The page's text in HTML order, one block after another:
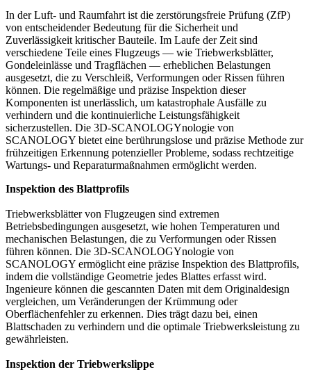
In der Luft- und Raumfahrt ist die zerstörungsfreie Prüfung (ZfP)
von entscheidender Bedeutung für die Sicherheit und
Zuverlässigkeit kritischer Bauteile. Im Laufe der Zeit sind
verschiedene Teile eines Flugzeugs — wie Triebwerksblätter,
Gondeleinlässe und Tragflächen — erheblichen Belastungen
ausgesetzt, die zu Verschleiß, Verformungen oder Rissen führen
können. Die regelmäßige und präzise Inspektion dieser
Komponenten ist unerlässlich, um katastrophale Ausfälle zu
verhindern und die kontinuierliche Leistungsfähigkeit
sicherzustellen. Die 3D-SCANOLOGYnologie von
SCANOLOGY bietet eine berührungslose und präzise Methode zur
frühzeitigen Erkennung potenzieller Probleme, sodass rechtzeitige
Wartungs- und Reparaturmaßnahmen ermöglicht werden.
Inspektion des Blattprofils
Triebwerksblätter von Flugzeugen sind extremen
Betriebsbedingungen ausgesetzt, wie hohen Temperaturen und
mechanischen Belastungen, die zu Verformungen oder Rissen
führen können. Die 3D-SCANOLOGYnologie von
SCANOLOGY ermöglicht eine präzise Inspektion des Blattprofils,
indem die vollständige Geometrie jedes Blattes erfasst wird.
Ingenieure können die gescannten Daten mit dem Originaldesign
vergleichen, um Veränderungen der Krümmung oder
Oberflächenfehler zu erkennen. Dies trägt dazu bei, einen
Blattschaden zu verhindern und die optimale Triebwerksleistung zu
gewährleisten.
Inspektion der Triebwerkslippe